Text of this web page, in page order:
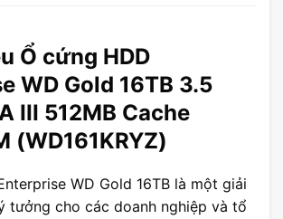
Ổ cứng HDD
WD Gold 16TB 3.5
III 512MB Cache
(WD161KRYZ)
WD Gold 16TB là một giải
tưởng cho các doanh nghiệp và tổ